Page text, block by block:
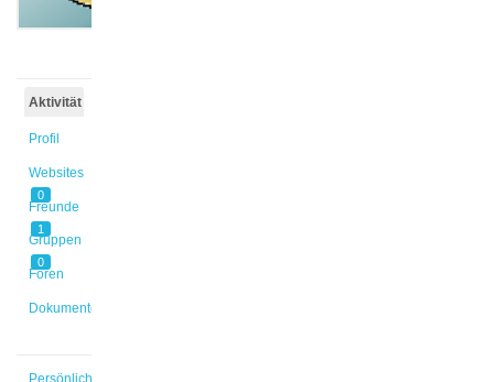
Aktivität
Profil
Websites
0
Freunde
1
Gruppen
0
Foren
Dokumente
Persönlich